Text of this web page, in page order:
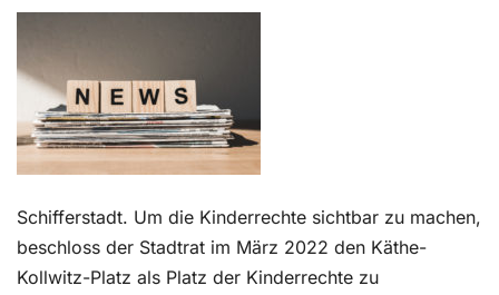
Schifferstadt. Um die Kinderrechte sichtbar zu machen,
beschloss der Stadtrat im März 2022 den Käthe-
Kollwitz-Platz als Platz der Kinderrechte zu